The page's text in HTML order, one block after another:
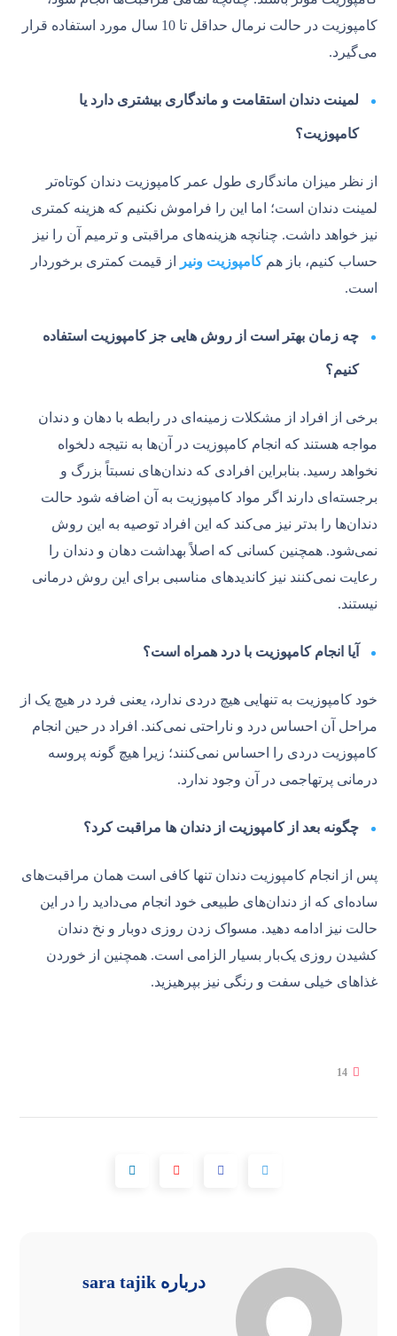
کامپوزیت در حالت نرمال حداقل تا 10 سال مورد استفاده قرار
می‌گیرد.
لمینت دندان استقامت و ماندگاری بیشتری دارد یا
کامپوزیت؟
از نظر میزان ماندگاری طول عمر کامپوزیت دندان کوتاه‌تر
لمینت دندان است؛ اما این را فراموش نکنیم که هزینه کمتری
نیز خواهد داشت. چنانچه هزینه‌های مراقبتی و ترمیم آن را نیز
حساب کنیم، باز همکامپوزیت ونیر
از قیمت کمتری برخوردار
است.
چه زمان بهتر است از روش هایی جز کامپوزیت استفاده
کنیم؟
برخی از افراد از مشکلات زمینه‌ای در رابطه با دهان و دندان
مواجه هستند که انجام کامپوزیت در آن‌ها به نتیجه دلخواه
نخواهد رسید. بنابراین افرادی که دندان‌های نسبتاً بزرگ و
برجسته‌ای دارند اگر مواد کامپوزیت به آن اضافه شود حالت
دندان‌ها را بدتر نیز می‌کند که این افراد توصیه به این روش
نمی‌شود. همچنین کسانی که اصلاً بهداشت دهان و دندان را
رعایت نمی‌کنند نیز کاندیدهای مناسبی برای این روش درمانی
نیستند.
آیا انجام کامپوزیت با درد همراه است؟
خود کامپوزیت به تنهایی هیچ دردی ندارد، یعنی فرد در هیچ یک از
مراحل آن احساس درد و ناراحتی نمی‌کند. افراد در حین انجام
کامپوزیت دردی را احساس نمی‌کنند؛ زیرا هیچ گونه پروسه
درمانی پرتهاجمی در آن وجود ندارد.
چگونه بعد از کامپوزیت از دندان ها مراقبت کرد؟
پس از انجام کامپوزیت دندان تنها کافی است همان مراقبت‌های
ساده‌ای که از دندان‌های طبیعی خود انجام می‌دادید را در این
حالت نیز ادامه دهید. مسواک زدن روزی دوبار و نخ دندان
کشیدن روزی یک‌بار بسیار الزامی است. همچنین از خوردن
غذاهای خیلی سفت و رنگی نیز بپرهیزید.
14
دربارهsara tajik